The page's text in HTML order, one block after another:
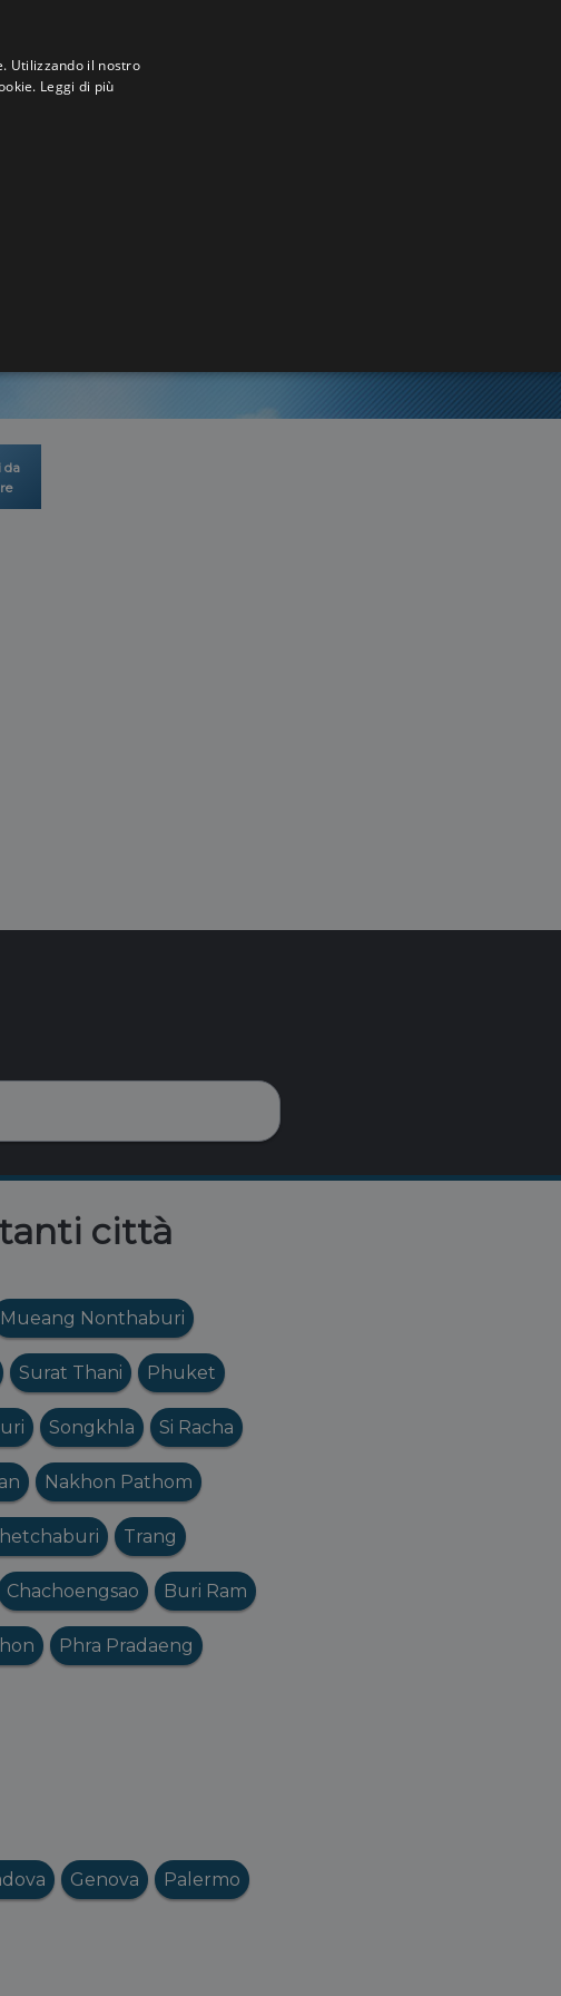
da
città
Mueang Nonthaburi
Surat Thani Phuket
Songkhla Si Racha
Nakhon Pathom
Trang
Chachoengsao Buri Ram
Phra Pradaeng
Genova Palermo
Utilizzando il nostro
Leggi di più